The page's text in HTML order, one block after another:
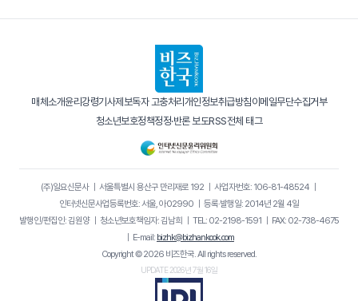
매체소개윤리강령기사제보독자 고충처리 개인정보취급방침이메일무단수집거부
청소년보호정책정정·반론 보도RSS전체 태그
(주)일요신문사｜ 서울특별시 용산구 만리재로 192｜ 사업자번호: 106-81-48524｜
인터넷신문사업등록번호: 서울, 아02990
등록·발행일: 2014년 2월 4일
발행인/편집인: 김원양｜ 청소년보호책임자: 김남희 TEL: 02-2198-1591
FAX: 02-738-4675
E-mail: bizhk@bizhankook.com
Copyright © 2026 비즈한국. All rights reserved.
UPDATE 2026년 7월 16일